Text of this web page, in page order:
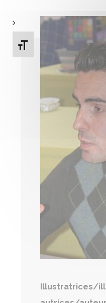
Changer la taille de la
Illustratrices/